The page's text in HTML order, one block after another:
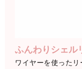
ふんわりシェル
ワイヤーを使った